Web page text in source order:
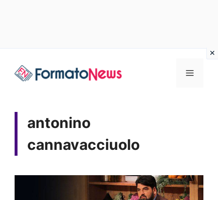
Menu
antonino
cannavacciuolo